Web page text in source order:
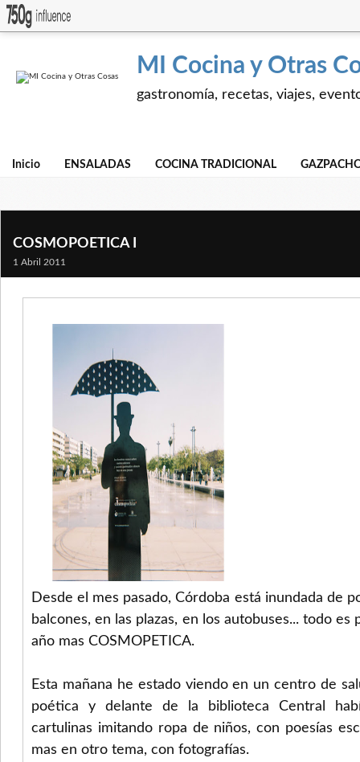
MI Cocina y Otras
gastronomía, recetas, viajes,
Inicio ENSALADAS COCINA TRADICIONAL
COSMOPOETICA I
1 Abril 2011
Desde el mes pasado, Córdoba está inundada de
balcones, en las plazas, en los autobuses... todo
año mas COSMOPETICA.
Esta mañana he estado viendo en un centro de
poética y delante de la biblioteca Central
cartulinas imitando ropa de niños, con poesías
mas en otro tema, con fotografías.